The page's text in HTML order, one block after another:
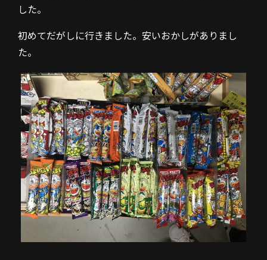
した。
初めてだがしに行きました。安いおかしがありまし
た。